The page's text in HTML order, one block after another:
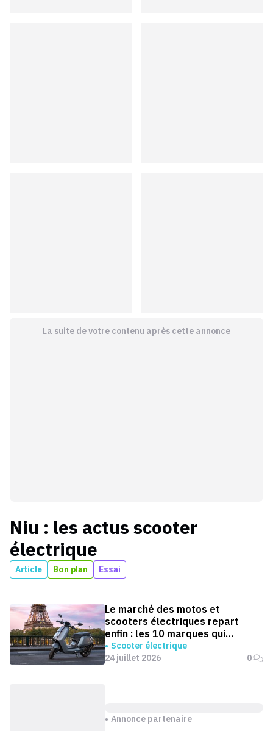
La suite de votre contenu après cette annonce
Niu : les actus scooter
électrique
Article Bon plan Essai
Le marché des motos et
scooters électriques repart
enfin : les 10 marques qui
dominent la France
Scooter électrique
24 juillet 2026
0
Annonce partenaire